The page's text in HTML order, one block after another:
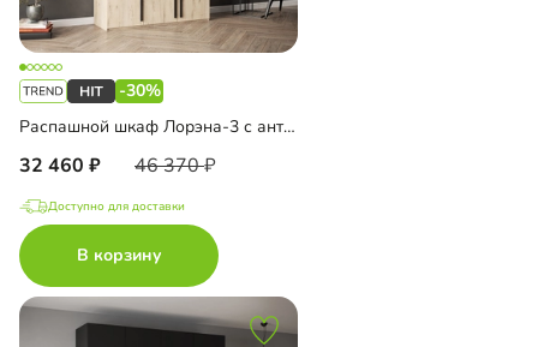
-30%
Распашной шкаф Лорэна-3 с антресолью
32 460 46 370
Доступно для доставки
В корзину